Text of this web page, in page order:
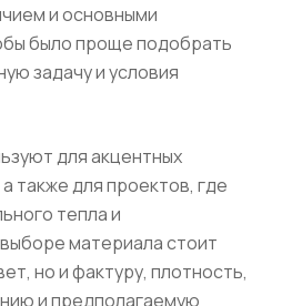
и основными
было проще подобрать
задачу и условия
для акцентных
также для проектов, где
тепла и
материала стоит
но и фактуру, плотность,
и предполагаемую